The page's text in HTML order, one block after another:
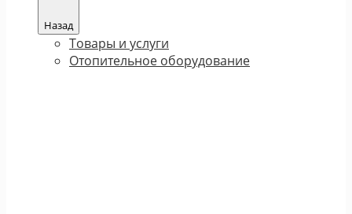
Назад
Товары и услуги
Отопительное оборудование